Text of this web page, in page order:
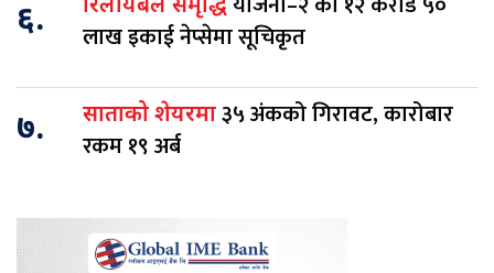
६. रिलायबल समृद्धि
लाख इकाई नेप्सेमा सूचिकृत
७. साताको शेयरमा३५ अंकको गिरावट, कारोबार
रकम १९ अर्ब